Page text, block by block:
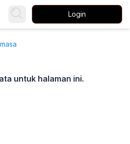
Login
untuk halaman ini.